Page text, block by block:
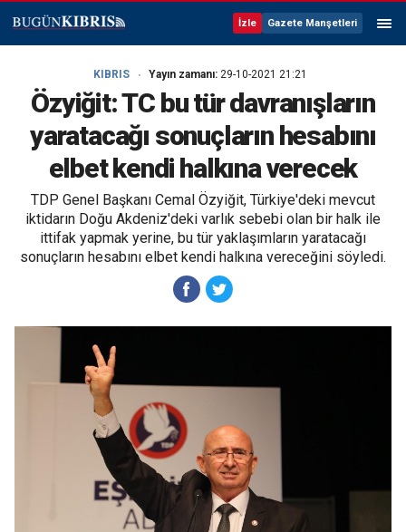
İzle Gazete Manşetleri
KIBRIS Yayın zamanı: 29-10-2021 21:21
Özyiğit: TC bu tür davranışların
yaratacağı sonuçların hesabını
elbet kendi halkına verecek
TDP Genel Başkanı Cemal Özyiğit, Türkiye'deki mevcut
iktidarın Doğu Akdeniz'deki varlık sebebi olan bir halk ile
ittifak yapmak yerine, bu tür yaklaşımların yaratacağı
sonuçların hesabını elbet kendi halkına vereceğini söyledi.